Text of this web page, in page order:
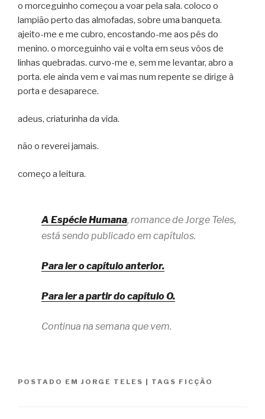
o morceguinho começou a voar pela sala. coloco o
lampião perto das almofadas, sobre uma banqueta.
ajeito-me e me cubro, encostando-me aos pés do
menino. o morceguinho vai e volta em seus vôos de
linhas quebradas. curvo-me e, sem me levantar, abro a
porta. ele ainda vem e vai mas num repente se dirige à
porta e desaparece.
adeus, criaturinha da vida.
não o reverei jamais.
começo a leitura.
A Espécie Humana, romance de Jorge Teles,
está sendo publicado em capítulos.
Para ler o capítulo anterior.
Para ler a partir do capítulo O.
Continua na semana que vem.
POSTADO EM JORGE TELES | TAGS FICÇÃO